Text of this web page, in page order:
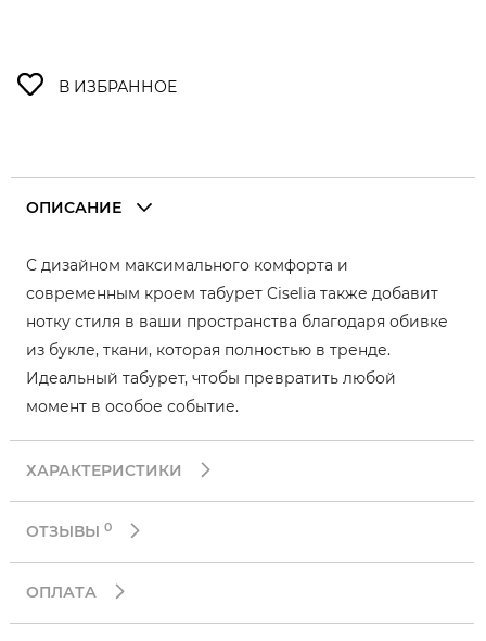
ОПИСАНИЕ
С дизайном максимального комфорта и
современным кроем табурет Ciselia также добавит
нотку стиля в ваши пространства благодаря обивке
из букле, ткани, которая полностью в тренде.
Идеальный табурет, чтобы превратить любой
момент в особое событие.
ХАРАКТЕРИСТИКИ
ОТЗЫВЫ 0
ОПЛАТА